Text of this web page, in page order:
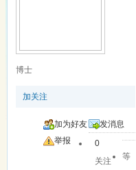
博士
加关注
加为好友
发消息
举报
0
关注
等